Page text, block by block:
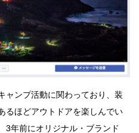
ャンプ活動に関わっており、装
るほどアウトドアを楽しんでい
3年前にオリジナル・ブランド